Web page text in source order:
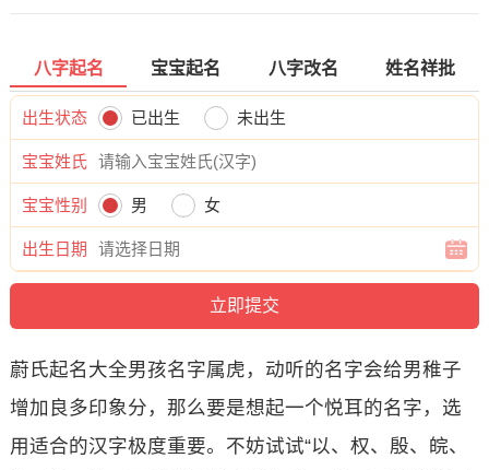
八字起名 宝宝起名 八字改名 姓名祥批
出生状态 已出生 未出生
宝宝姓氏
宝宝性别 男 女
出生日期
蔚氏起名大全男孩名字属虎，动听的名字会给男稚子
增加良多印象分，那么要是想起一个悦耳的名字，选
用适合的汉字极度重要。不妨试试“以、权、殷、皖、